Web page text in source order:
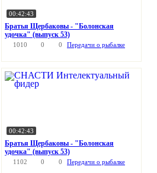
00:42:43
Братья Щербаковы - "Болонская
удочка" (выпуск 53)
1010 0 0 Передачи о рыбалке
00:42:43
Братья Щербаковы - "Болонская
удочка" (выпуск 53)
1102 0 0 Передачи о рыбалке